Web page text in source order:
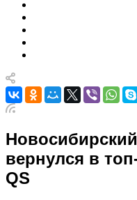
вернулся в
QS